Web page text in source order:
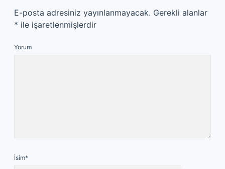
E-posta adresiniz yayınlanmayacak. Gerekli alanlar
* ile işaretlenmişlerdir
Yorum
İsim*